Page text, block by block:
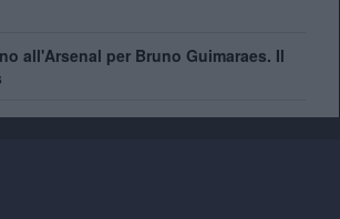
all'Arsenal per Bruno Guimaraes. Il